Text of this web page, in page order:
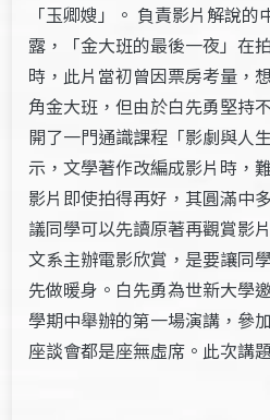
「玉卿嫂」。 負責影片解說
露，「金大班的最後一夜」在
時，此片當初曾因票房考量，
角金大班，但由於白先勇堅持
開了一門通識課程「影劇與人
示，文學著作改編成影片時，
影片即使拍得再好，其圓滿中
議同學可以先讀原著再觀賞影
文系主辦電影欣賞，是要讓同
先做暖身。白先勇為世新大學
學期中舉辦的第一場演講，參
座談會都是座無虛席。此次講